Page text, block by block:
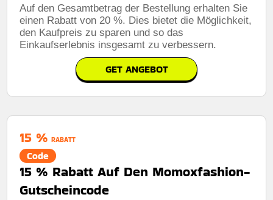
Auf den Gesamtbetrag der Bestellung erhalten Sie
einen Rabatt von 20 %. Dies bietet die Möglichkeit,
den Kaufpreis zu sparen und so das
Einkaufserlebnis insgesamt zu verbessern.
GET ANGEBOT
15 % RABATT
Code
15 % Rabatt Auf Den Momoxfashion-
Gutscheincode